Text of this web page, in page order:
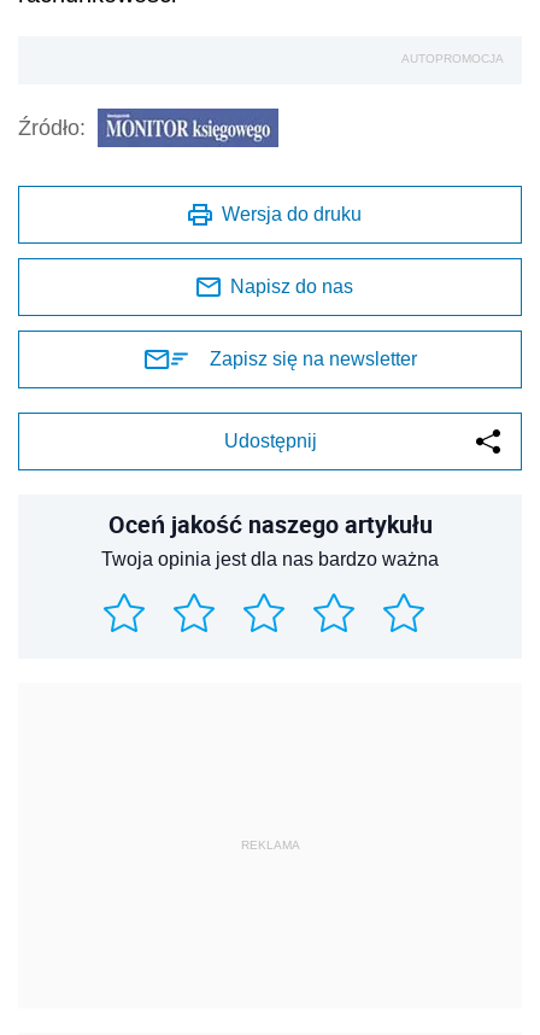
AUTOPROMOCJA
Źródło:
Wersja do druku
Napisz do nas
Zapisz się na newsletter
Udostępnij
Oceń jakość naszego artykułu
Twoja opinia jest dla nas bardzo ważna
REKLAMA